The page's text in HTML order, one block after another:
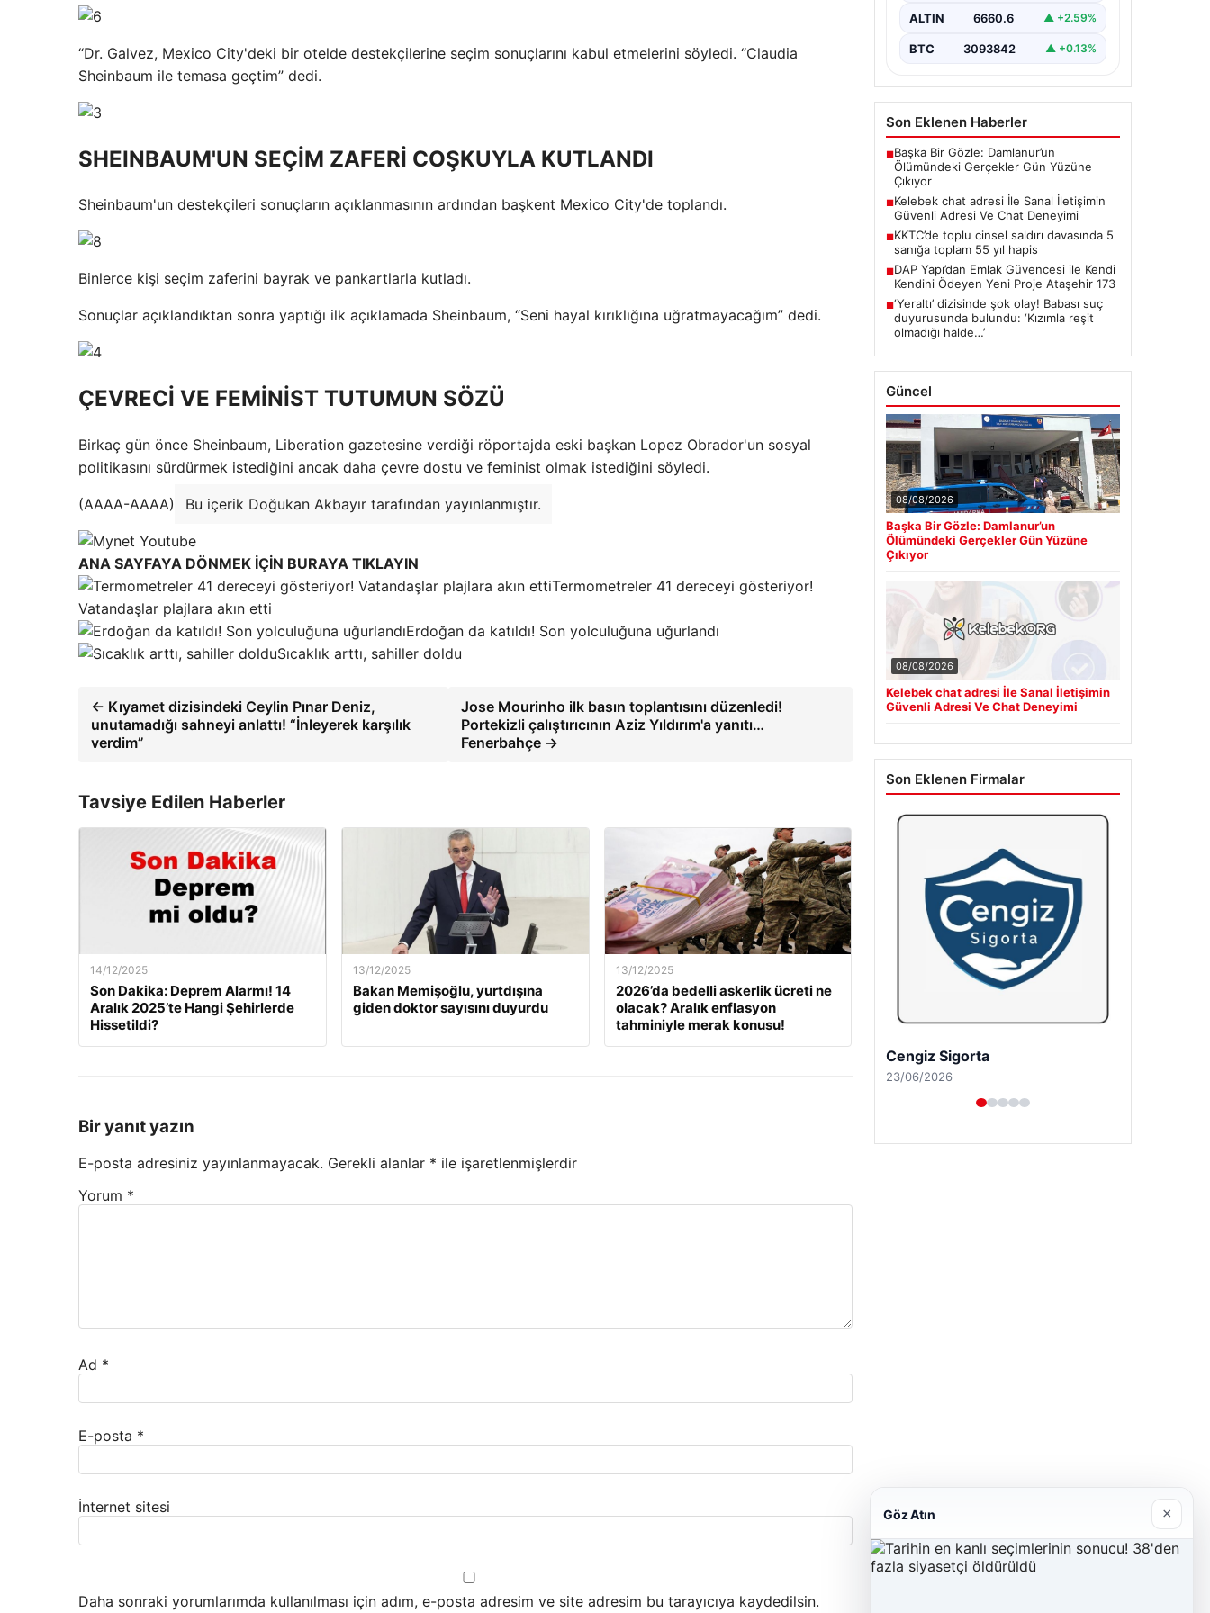
“Dr. Galvez, Mexico City'deki bir otelde destekçilerine seçim sonuçlarını kabul etmelerini söyledi. “Claudia
Sheinbaum ile temasa geçtim” dedi.
SHEINBAUM'UN SEÇİM ZAFERİ COŞKUYLA KUTLANDI
Sheinbaum'un destekçileri sonuçların açıklanmasının ardından başkent Mexico City'de toplandı.
Binlerce kişi seçim zaferini bayrak ve pankartlarla kutladı.
Sonuçlar açıklandıktan sonra yaptığı ilk açıklamada Sheinbaum, “Seni hayal kırıklığına uğratmayacağım” dedi.
ÇEVRECİ VE FEMİNİST TUTUMUN SÖZÜ
Birkaç gün önce Sheinbaum, Liberation gazetesine verdiği röportajda eski başkan Lopez Obrador'un sosyal
politikasını sürdürmek istediğini ancak daha çevre dostu ve feminist olmak istediğini söyledi.
(AAAA-AAAA) Bu içerik Doğukan Akbayır tarafından yayınlanmıştır.
ANA SAYFAYA DÖNMEK İÇİN BURAYA TIKLAYIN
Termometreler 41 dereceyi gösteriyor!
Vatandaşlar plajlara akın etti
Erdoğan da katıldı! Son yolculuğuna uğurlandı
Sıcaklık arttı, sahiller doldu
← Kıyamet dizisindeki Ceylin Pınar Deniz,
unutamadığı sahneyi anlattı! “İnleyerek karşılık
verdim”
Jose Mourinho ilk basın toplantısını düzenledi!
Portekizli çalıştırıcının Aziz Yıldırım'a yanıtı…
Fenerbahçe →
Tavsiye Edilen Haberler
14/12/2025
Son Dakika: Deprem Alarmı! 14
Aralık 2025’te Hangi Şehirlerde
Hissetildi?
13/12/2025
Bakan Memişoğlu, yurtdışına
giden doktor sayısını duyurdu
13/12/2025
2026’da bedelli askerlik ücreti ne
olacak? Aralık enflasyon
tahminiyle merak konusu!
Bir yanıt yazın
E-posta adresiniz yayınlanmayacak. Gerekli alanlar * ile işaretlenmişlerdir
Yorum *
Ad *
E-posta *
İnternet sitesi
Daha sonraki yorumlarımda kullanılması için adım, e-posta adresim ve site adresim bu tarayıcıya kaydedilsin.
Günümüzde birçok…
ALTIN 6660.6 ▲ +2.59%
BTC 3093842 ▲ +0.13%
Son Eklenen Haberler
■Başka Bir Gözle: Damlanur’un
Ölümündeki Gerçekler Gün Yüzüne
Çıkıyor
■Kelebek chat adresi İle Sanal İletişimin
Güvenli Adresi Ve Chat Deneyimi
■KKTC’de toplu cinsel saldırı davasında 5
sanığa toplam 55 yıl hapis
■DAP Yapı’dan Emlak Güvencesi ile Kendi
Kendini Ödeyen Yeni Proje Ataşehir 173
■‘Yeraltı’ dizisinde şok olay! Babası suç
duyurusunda bulundu: ‘Kızımla reşit
olmadığı halde…’
Güncel
08/08/2026
Başka Bir Gözle: Damlanur’un
Ölümündeki Gerçekler Gün Yüzüne
Çıkıyor
08/08/2026
Kelebek chat adresi İle Sanal İletişimin
Güvenli Adresi Ve Chat Deneyimi
Son Eklenen Firmalar
Cengiz Sigorta
23/06/2026
Göz Atın ×